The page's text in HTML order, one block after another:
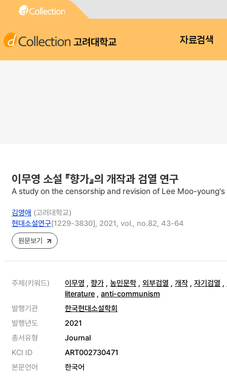
고려대학교 자료검색
이무영 소설 『향가』의 개작과 검열 연구
A study on the censorship and revision of Lee Moo-young's
김영애 (고려대학교)
현대소설연구[1229-3830], 2021, vol., no.82, 43-64
원문보기
주제(키워드) 이무영 , 향가 , 농민문학 , 외부검열 , 개작 , 자기검열 ,
literature , anti-communism
발행기관
한국현대소설학회
발행년도
2021
총서유형
Journal
KCI ID
ART002730471
본문언어
한국어